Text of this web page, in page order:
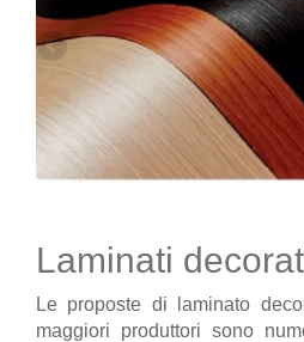
Laminati
Le proposte di laminato
maggiori produttori sono